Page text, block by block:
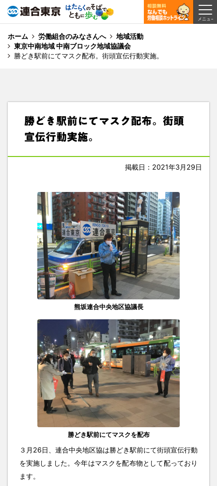
ホーム 労働組合のみなさんへ
地域活動
東京中南地域 中南ブロック地域協議会
勝どき駅前にてマスク配布。街頭宣伝行動実施。
勝どき駅前にてマスク配布。街頭
宣伝行動実施。
掲載日：2021年3月29日
熊坂連合中央地区協議長
勝どき駅前にてマスクを配布
３月26日、連合中央地区協は勝どき駅前にて街頭宣伝行動
を実施しました。今年はマスクを配布物として配っており
ます。